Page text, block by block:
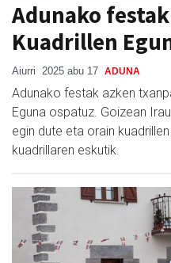
Adunako
Kuadrillen
Aiurri 2025 abu 17 ADUNA
Adunako festak azken
Eguna ospatuz. Goizean
egin dute eta orain
kuadrillaren eskutik.